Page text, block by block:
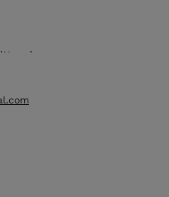
taustasta